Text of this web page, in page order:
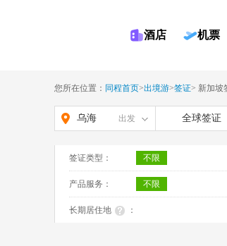
酒店 机票
您所在位置： 同程首页>出境游>签证> 新加坡
乌海 出发 全球签证
签证类型： 不限
产品服务： 不限
长期居住地 ：